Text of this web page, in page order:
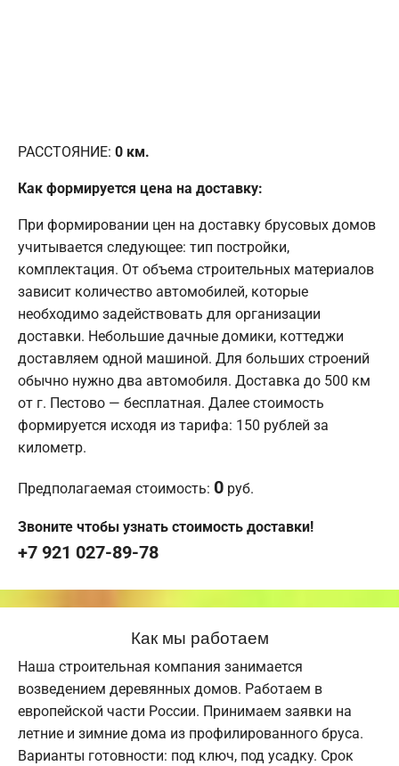
РАССТОЯНИЕ: 0 км.
Как формируется цена на доставку:
При формировании цен на доставку брусовых домов
учитывается следующее: тип постройки,
комплектация. От объема строительных материалов
зависит количество автомобилей, которые
необходимо задействовать для организации
доставки. Небольшие дачные домики, коттеджи
доставляем одной машиной. Для больших строений
обычно нужно два автомобиля. Доставка до 500 км
от г. Пестово — бесплатная. Далее стоимость
формируется исходя из тарифа: 150 рублей за
километр.
Предполагаемая стоимость: 0 руб.
Звоните чтобы узнать стоимость доставки!
+7 921 027-89-78
Как мы работаем
Наша строительная компания занимается
возведением деревянных домов. Работаем в
европейской части России. Принимаем заявки на
летние и зимние дома из профилированного бруса.
Варианты готовности: под ключ, под усадку. Срок